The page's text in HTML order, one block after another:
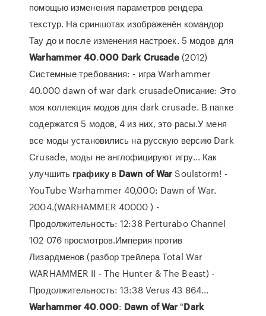
помощью изменения параметров рендера
текстур. На сриншотах изображенён командор
Тау до и после изменения настроек. 5 модов для
Warhammer 40.000 Dark Crusade (2012)
Системные требования: - игра Warhammer
40.000 dawn of war dark crusadeОписание: Это
моя коллекция модов для dark crusade. В папке
содержатся 5 модов, 4 из них, это расы.У меня
все моды установились на русскую версию Dark
Crusade, моды не англофицируют игру... Как
улучшить графикув Dawn ofWar Soulstorm! -
YouTube Warhammer 40,000: Dawn of War.
2004.(WARHAMMER 40000 ) -
Продолжительность: 12:38 Perturabo Channel
102 076 просмотров.Империя против
Лизардменов (разбор трейлера Total War
WARHAMMER II - The Hunter & The Beast) -
Продолжительность: 13:38 Verus 43 864...
Warhammer 40.000: Dawn ofWar "Dark